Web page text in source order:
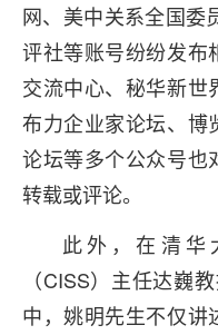
网、美中关系全国委
评社等账号纷纷发布
交流中心、秘华新世
布力企业家论坛、博
论坛等多个公众号也
转载或评论。
此外，在清
（CISS）主任达巍
中，姚明先生不仅讲